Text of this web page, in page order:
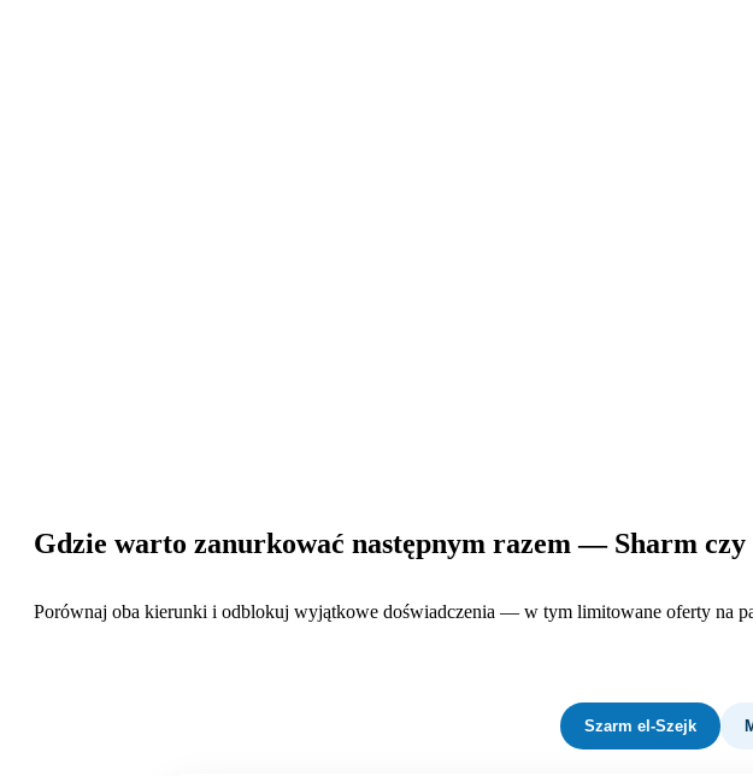
Gdzie warto zanurkować następnym razem — Sharm
Porównaj oba kierunki i odblokuj wyjątkowe doświadczenia — w tym limitowane oferty na
Szarm el-Szejk